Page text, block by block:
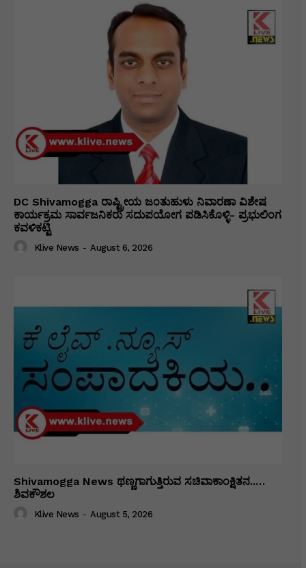
DC Shivamogga ರಾಷ್ಟ್ರೀಯ ಜಂತುಹುಳು ನಿವಾರಣಾ ವಿಶೇಷ
ಕಾರ್ಯಕ್ರಮ ಸಾರ್ವಜನಿಕರು ಸದುಪಯೋಗ ಪಡಿಸಿಕೊಳ್ಳಿ- ಪ್ರಭುಲಿಂಗ
ಕವಳಿಕಟ್ಟಿ
Klive News - August 6, 2026
Shivamogga News ಥಣ್ಣಗಾಗುತ್ತಿರುವ ಸಚಿವಾಕಾಂಕ್ಷಿತನ..…
ಶಿವಕೌಶಲ
Klive News - August 5, 2026